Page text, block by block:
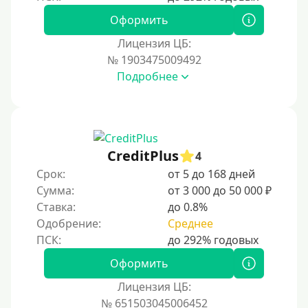
На банковский счет
На карту с нулевым балансом
На дебетовую карту
На кредитную карту
На виртуальную карту
На неименную карту
На именную карту
На зарплатную карту
На чужую карту без отказа
Оформить
Лицензия ЦБ:
№ 1903475009492
Подробнее
CreditPlus
4
Срок:
от 5 до 168 дней
Сумма:
от 3 000 до 50 000 ₽
Ставка:
до 0.8%
Одобрение:
Среднее
Оформить
Лицензия ЦБ:
№ 651503045006452